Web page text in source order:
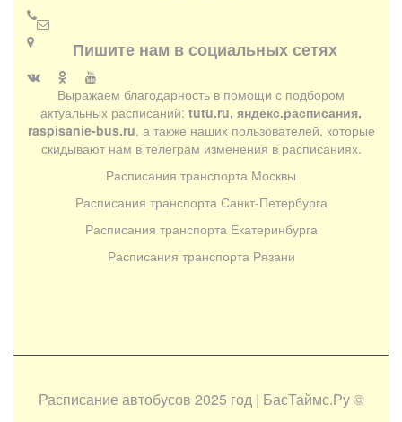
Пишите нам в социальных сетях
Выражаем благодарность в помощи с подбором
актуальных расписаний: tutu.ru, яндекс.расписания,
raspisanie-bus.ru, а также наших пользователей, которые
скидывают нам в телеграм изменения в расписаниях.
Расписания транспорта Москвы
Расписания транспорта Санкт-Петербурга
Расписания транспорта Екатеринбурга
Расписания транспорта Рязани
Расписание автобусов 2025 год | БасТаймс.Ру©